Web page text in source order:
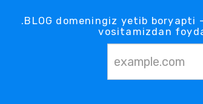
.BLOG domeningiz yetib boryapti
vositamizdan